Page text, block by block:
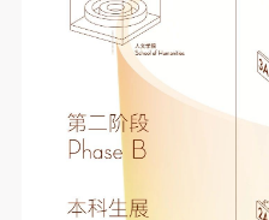
本次活动公平公正、自愿
负的原则。但活动有风险
第二条
参加本次活动者必须遵守
律、法规，必须遵循道德
本次活动公平公正、自愿
负的原则。但活动有风险
第二条
参加本次活动者必须遵守
律、法规，必须遵循道德
本次活动公平公正、自愿
负的原则。但活动有风险
第二条
参加本次活动者必须遵守
律、法规，必须遵循道德